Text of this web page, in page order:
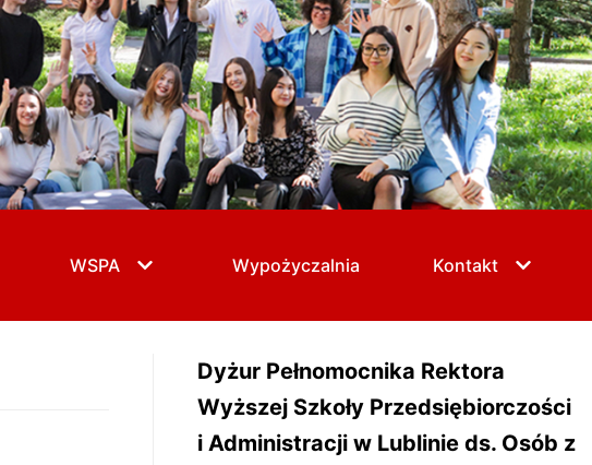
WSPA Wypożyczalnia Kontakt
Dyżur Pełnomocnika Rektora
Wyższej Szkoły Przedsiębiorczości
i Administracji w Lublinie ds. Osób z